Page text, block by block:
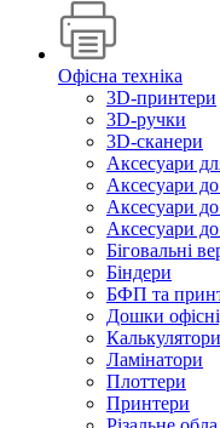
Офісна техніка
3D-принтери
3D-ручки
3D-сканери
Аксесуари
Аксесуари
Аксесуари
Аксесуари до
Біговальні
Біндери
БФП та
Дошки
Калькулятори
Ламінатори
Плоттери
Принтери